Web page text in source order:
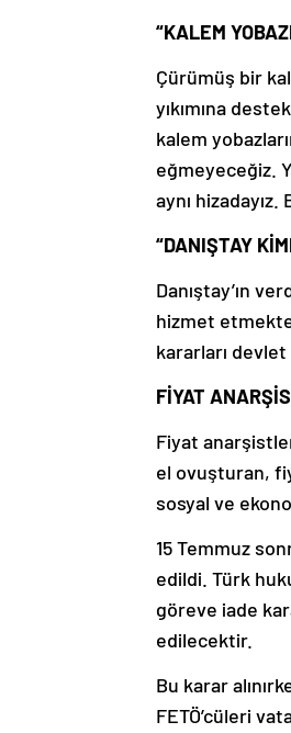
“KALEM
Çürümüş bir
yıkımına
kalem
eğmeyeceğiz.
aynı
“DANIŞTAY
Danıştay’ın
hizmet
kararları devlet
FİYAT
Fiyat
el ovuşturan,
sosyal ve
15 Temmuz
edildi. Türk
göreve iade
edilecektir.
Bu karar
FETÖ’cüleri